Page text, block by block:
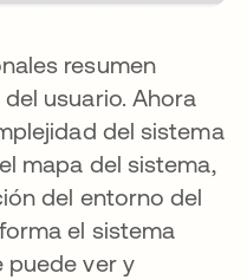
resumen
usuario. Ahora
del sistema
mapa del sistema,
del entorno del
el sistema
puede ver y